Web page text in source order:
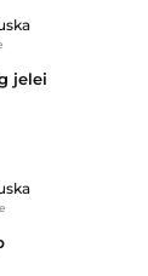
jelei